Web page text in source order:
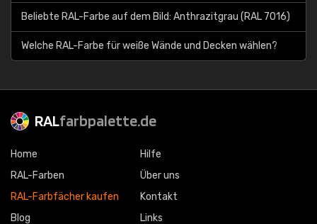
Beliebte RAL-Farbe auf dem Bild: Anthrazitgrau (RAL 7016)
Welche RAL-Farbe für weiße Wände und Decken wählen?
RALfarbpalette.de
Home
RAL-Farben
RAL-Farbfächer kaufen
Blog
Hilfe
Über uns
Kontakt
Links